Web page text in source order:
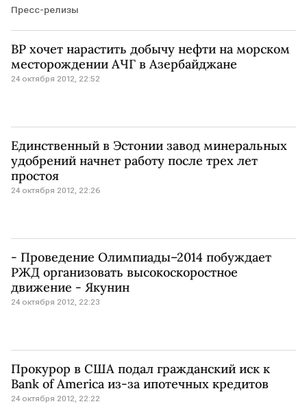
Пресс-релизы
BP хочет нарастить добычу нефти на морском
месторождении АЧГ в Азербайджане
24 октября 2012, 22:52
Единственный в Эстонии завод минеральных
удобрений начнет работу после трех лет
простоя
24 октября 2012, 22:26
- Проведение Олимпиады–2014 побуждает
РЖД организовать высокоскоростное
движение - Якунин
24 октября 2012, 22:23
Прокурор в США подал гражданский иск к
Bank of America из-за ипотечных кредитов
24 октября 2012, 22:22